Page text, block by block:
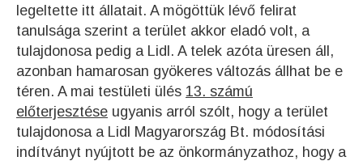
legeltette itt állatait. A mögöttük lévő felirat
tanulsága szerint a terület akkor eladó volt, a
tulajdonosa pedig a Lidl. A telek azóta üresen áll,
azonban hamarosan gyökeres változás állhat be e
téren. A mai testületi ülés 13. számú
előterjesztése ugyanis arról szólt, hogy a terület
tulajdonosa a Lidl Magyarország Bt. módosítási
indítványt nyújtott be az önkormányzathoz, hogy a